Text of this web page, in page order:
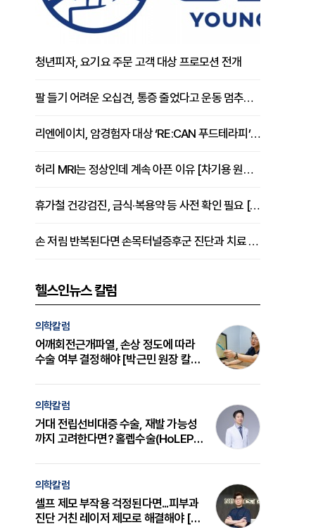
청년피자, 요기요 주문 고객 대상 프로모션 전개
팔 들기 어려운 오십견, 통증 줄었다고 운동 멈추면 안 되는 이유 [이병욱 원장 칼럼]
리엔에이치, 암경험자 대상 ‘RE:CAN 푸드테라피’ 운영
허리 MRI는 정상인데 계속 아픈 이유 [차기용 원장 칼럼]
휴가철 건강검진, 금식·복용약 등 사전 확인 필요 [정도감 원장 칼럼]
손 저림 반복된다면 손목터널증후군 진단과 치료 시기 살펴야 [김동현 원장 칼럼]
헬스인뉴스 칼럼
의학칼럼
어깨회전근개파열, 손상 정도에 따라
수술 여부 결정해야 [박근민 원장 칼
의학칼럼
거대 전립선비대증 수술, 재발 가능성
까지 고려한다면? 홀렙수술(HoLEP)
의학칼럼
셀프 제모 부작용 걱정된다면...피부과
진단 거친 레이저 제모로 해결해야 [변